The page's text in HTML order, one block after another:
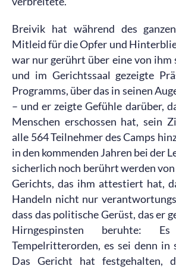
Breivik hat während des
Mitleid für die Opfer und
war nur gerührt über eine von
und im Gerichtssaal gezeigte
Programms, über das in seinen
– und er zeigte Gefühle darüber,
Menschen erschossen hat, sein
alle 564 Teilnehmer des Camps
in den kommenden Jahren bei der
sicherlich noch berührt werden
Gerichts, das ihm attestiert hat,
Handeln nicht nur
dass das politische Gerüst, das er
Hirngespinsten beruhte:
Tempelritterorden, es sei denn in
Das Gericht hat festgehalten,